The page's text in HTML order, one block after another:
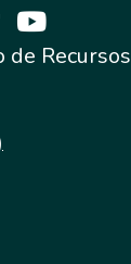
de Recursos